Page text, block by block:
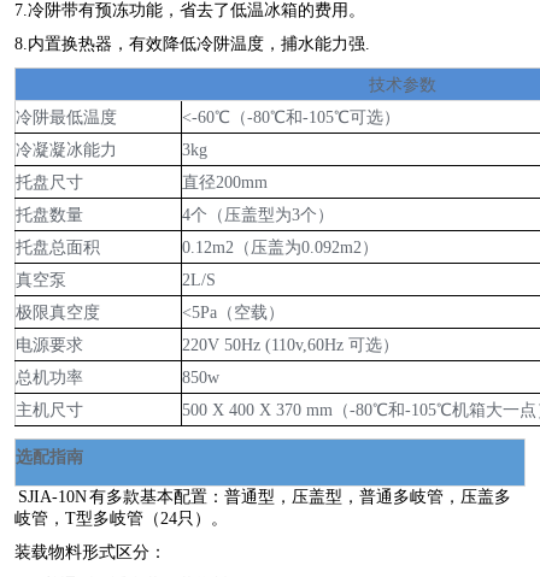
7.冷阱带有预冻功能，省去了低温冰箱的费用。
8.内置换热器，有效降低冷阱温度，捕水能力强.
技术参数
冷阱最低温度
<-60℃（-80℃和-105℃可选）
冷凝凝冰能力
3kg
托盘尺寸
直径200mm
托盘数量
4个（压盖型为3个）
托盘总面积
0.12m2 （压盖为0.092m2）
真空泵
2L/S
极限真空度
<5Pa（空载）
电源要求
220V 50Hz (110v,60Hz 可选）
总机功率
850w
主机尺寸
500 X 400 X 370 mm（-80℃和-105℃机箱大一点
选配指南
SJIA-10N 有多款基本配置：普通型，压盖型，普通多岐管，压盖多
岐管，T型多岐管（24只）。
装载物料形式区分：